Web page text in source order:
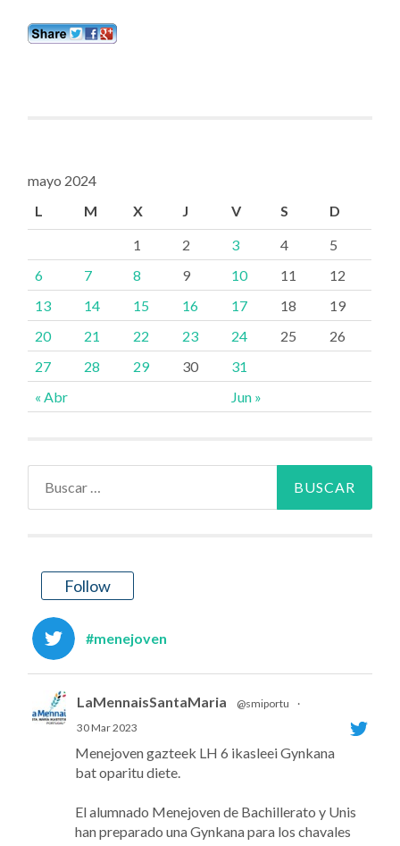
mayo 2024
L
M X J V S D
« Abr Jun »
1 2 3 4
5
6
7 8 9 10 11
12
13
14 15 16 17 18
19
20
21 22 23 24 25
26
27
28 29 30 31
Follow
#menejoven
LaMennaisSantaMaria @smiportu
·
30 Mar 2023
Menejoven gazteek LH 6 ikasleei Gynkana
bat oparitu diete.
El alumnado Menejoven de Bachillerato y Unis
han preparado una Gynkana para los chavales